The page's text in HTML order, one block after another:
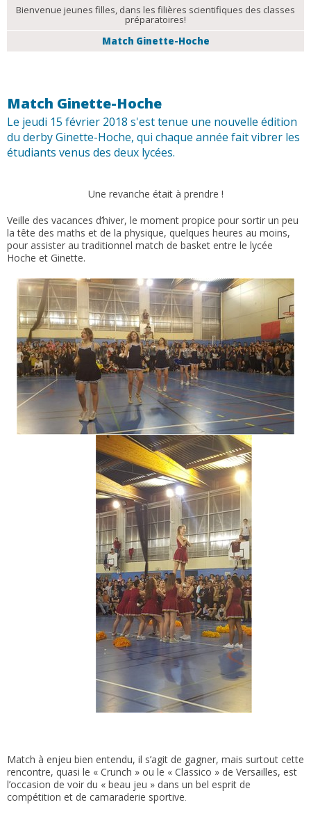
Bienvenue jeunes filles, dans les filières scientifiques des classes
préparatoires!
Match Ginette-Hoche
Match Ginette-Hoche
Le jeudi 15 février 2018 s'est tenue une nouvelle édition
du derby Ginette-Hoche, qui chaque année fait vibrer les
étudiants venus des deux lycées.
Une revanche était à prendre !
Veille des vacances d’hiver, le moment propice pour sortir un peu
la tête des maths et de la physique, quelques heures au moins,
pour assister au traditionnel match de basket entre le lycée
Hoche et Ginette.
Match à enjeu bien entendu, il s’agit de gagner, mais surtout cette
rencontre, quasi le « Crunch » ou le « Classico » de Versailles, est
l’occasion de voir du « beau jeu » dans un bel esprit de
compétition et de camaraderie sportive.